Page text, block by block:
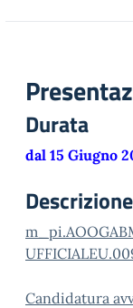
Durata
dal 15 Giugno
Candidatura